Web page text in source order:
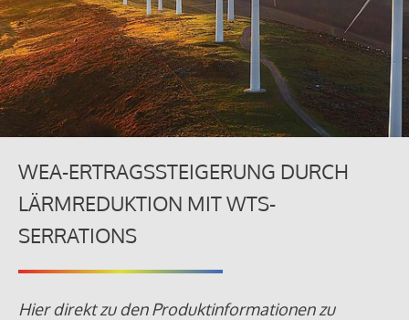
WEA-ERTRAGSSTEIGERUNG DURCH
LÄRMREDUKTION MIT WTS-
SERRATIONS
Hier direkt zu den Produktinformationen zu